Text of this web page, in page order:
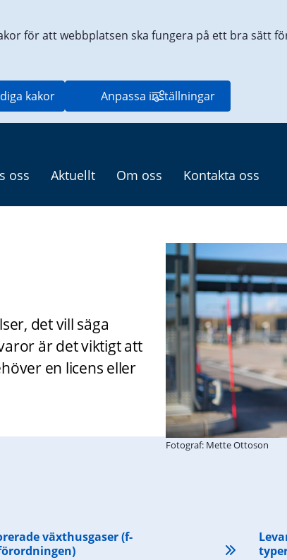
för att webbplatsen ska fungera på ett bra sätt
kakor Anpassa inställningar
oss Aktuellt Om oss Kontakta oss
det vill säga
är det viktigt att
en licens eller
Fotograf: Mette Ottoson
växthusgaser (f-